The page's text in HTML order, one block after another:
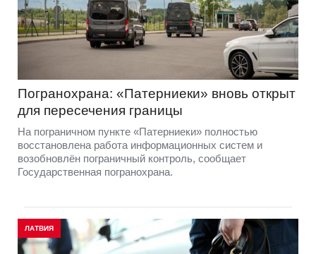
Погранохрана: «Патерниеки» вновь открыт
для пересечения границы
На пограничном пункте «Патерниеки» полностью
восстановлена работа информационных систем и
возобновлён пограничный контроль, сообщает
Государственная погранохрана.
ЛАТВИЯ